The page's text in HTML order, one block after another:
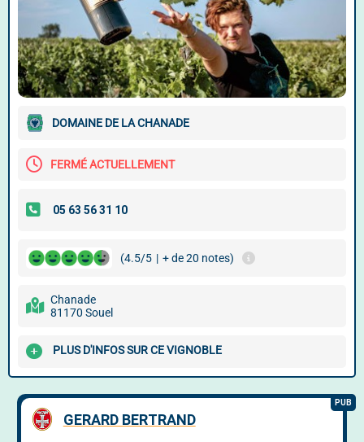
DOMAINE DE LA CHANADE
FERMÉ ACTUELLEMENT
(4.5/5 | + de 20 notes)
Chanade
81170 Souel
PLUS D'INFOS SUR CE VIGNOBLE